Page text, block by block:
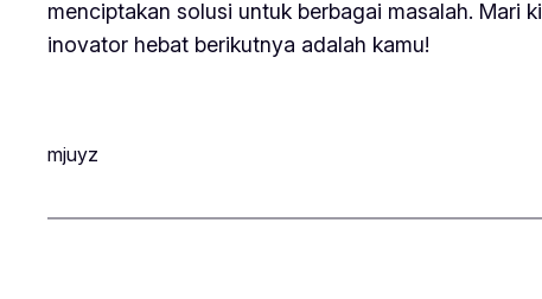
menciptakan solusi untuk berbagai masalah. Mari
inovator hebat berikutnya adalah kamu!
mjuyz